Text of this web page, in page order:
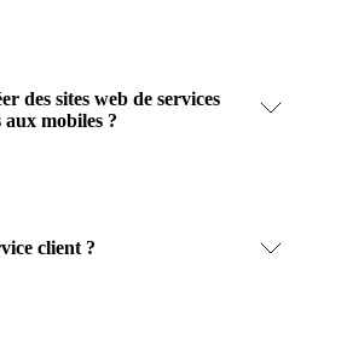
des sites web de services
aux mobiles ?
client ?